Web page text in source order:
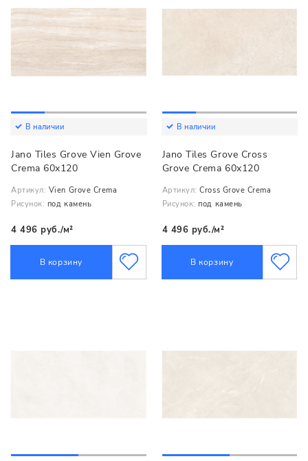
В наличии
Jano Tiles Grove Vien Grove
Crema 60x120
Артикул: Vien Grove Crema
Рисунок: под камень
4 496 руб./м²
В корзину
В наличии
Jano Tiles Grove Cross
Grove Crema 60x120
Артикул: Cross Grove Crema
Рисунок: под камень
4 496 руб./м²
В корзину